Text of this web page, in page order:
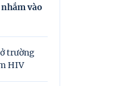
vào
trường
HIV